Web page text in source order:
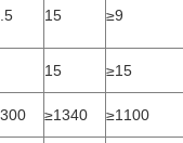
15 ≥9
15
≥15
≥1340
≥1100